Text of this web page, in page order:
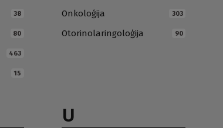
38
80
463
15
Onkoloģija 303
Otorinolaringoloģija 90
U